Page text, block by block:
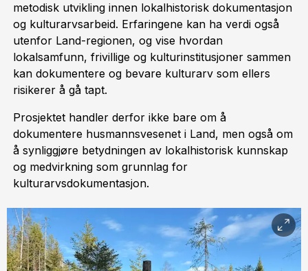
metodisk utvikling innen lokalhistorisk dokumentasjon
og kulturarvsarbeid. Erfaringene kan ha verdi også
utenfor Land-regionen, og vise hvordan
lokalsamfunn, frivillige og kulturinstitusjoner sammen
kan dokumentere og bevare kulturarv som ellers
risikerer å gå tapt.
Prosjektet handler derfor ikke bare om å
dokumentere husmannsvesenet i Land, men også om
å synliggjøre betydningen av lokalhistorisk kunnskap
og medvirkning som grunnlag for
kulturarvsdokumentasjon.